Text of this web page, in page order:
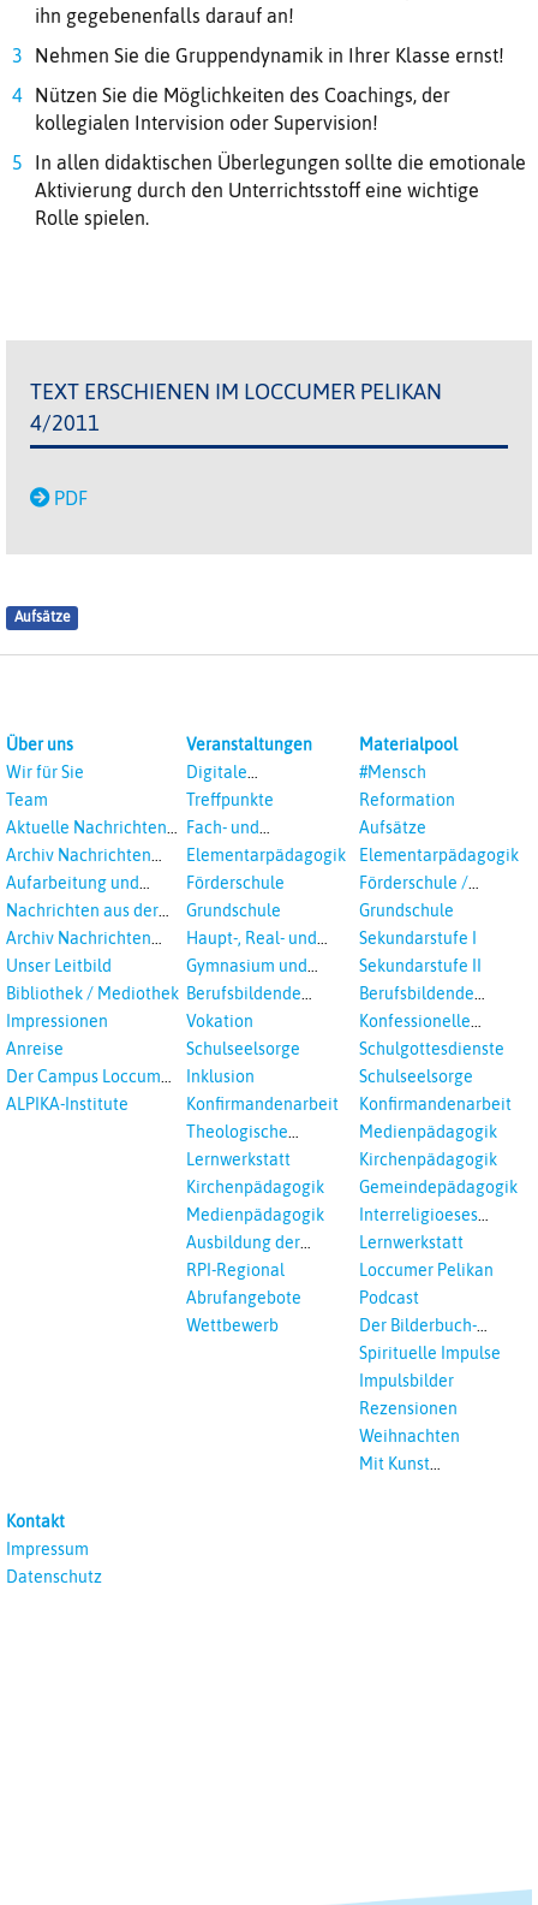
ihn gegebenenfalls darauf an!
Nehmen Sie die Gruppendynamik in Ihrer Klasse ernst!
Nützen Sie die Möglichkeiten des Coachings, der
kollegialen Intervision oder Supervision!
In allen didaktischen Überlegungen sollte die emotionale
Aktivierung durch den Unterrichtsstoff eine wichtige
Rolle spielen.
TEXT ERSCHIENEN IM LOCCUMER PELIKAN
4/2011
PDF
Aufsätze
Über uns
Wir für Sie
Team
Aktuelle Nachrichten
aus dem RPI
Archiv Nachrichten
aus dem RPI ab 2018
Aufarbeitung und
Prävention
Landeskirche und EKD
Nachrichten aus der
Landeskirche
Archiv Nachrichten
aus der Landeskirche
Unser Leitbild
Bibliothek / Mediothek
Impressionen
Anreise
Der Campus Loccum
und Loccumer
ALPIKA-Institute
Veranstaltungen
Digitale
Veranstaltungen
Treffpunkte
Fach- und
Studientagungen
Elementarpädagogik
Förderschule
Grundschule
Haupt-, Real- und
Oberschule
Gymnasium und
Gesamtschule
Berufsbildende
Schulen
Vokation
Schulseelsorge
Inklusion
Konfirmandenarbeit
Theologische
Fortbildungen,
Interreligöses Lernen
Lernwerkstatt
Kirchenpädagogik
Medienpädagogik
Ausbildung der
Vikar*innen
RPI-Regional
Abrufangebote
Wettbewerb
Materialpool
#Mensch
Reformation
Aufsätze
Elementarpädagogik
Förderschule /
Inklusion
Grundschule
Sekundarstufe I
Sekundarstufe II
Berufsbildende
Schulen
Konfessionelle
Kooperation
Schulgottesdienste
Schulseelsorge
Konfirmandenarbeit
Medienpädagogik
Kirchenpädagogik
Gemeindepädagogik
Interreligioeses
Lernen
Lernwerkstatt
Loccumer Pelikan
Podcast
Der Bilderbuch-
Podcast
Spirituelle Impulse
Impulsbilder
Rezensionen
Weihnachten
Mit Kunst
Kontakt
Impressum
Datenschutz